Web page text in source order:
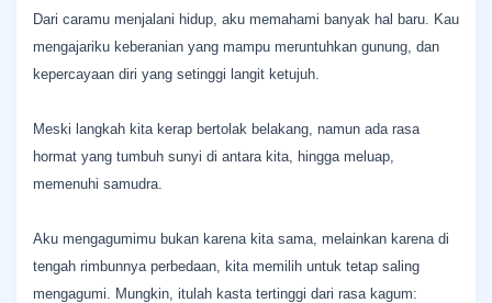
Dari caramu menjalani hidup, aku memahami banyak hal baru. Kau
mengajariku keberanian yang mampu meruntuhkan gunung, dan
kepercayaan diri yang setinggi langit ketujuh.
Meski langkah kita kerap bertolak belakang, namun ada rasa
hormat yang tumbuh sunyi di antara kita, hingga meluap,
memenuhi samudra.
Aku mengagumimu bukan karena kita sama, melainkan karena di
tengah rimbunnya perbedaan, kita memilih untuk tetap saling
mengagumi. Mungkin, itulah kasta tertinggi dari rasa kagum: